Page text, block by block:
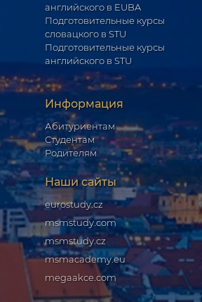
английского в EUBA
Подготовительные курсы
словацкого в STU
Подготовительные курсы
английского в STU
Информация
Абитуриентам
Студентам
Родителям
Наши сайты
eurostudy.cz
msmstudy.com
msmstudy.cz
msmacademy.eu
megaakce.com